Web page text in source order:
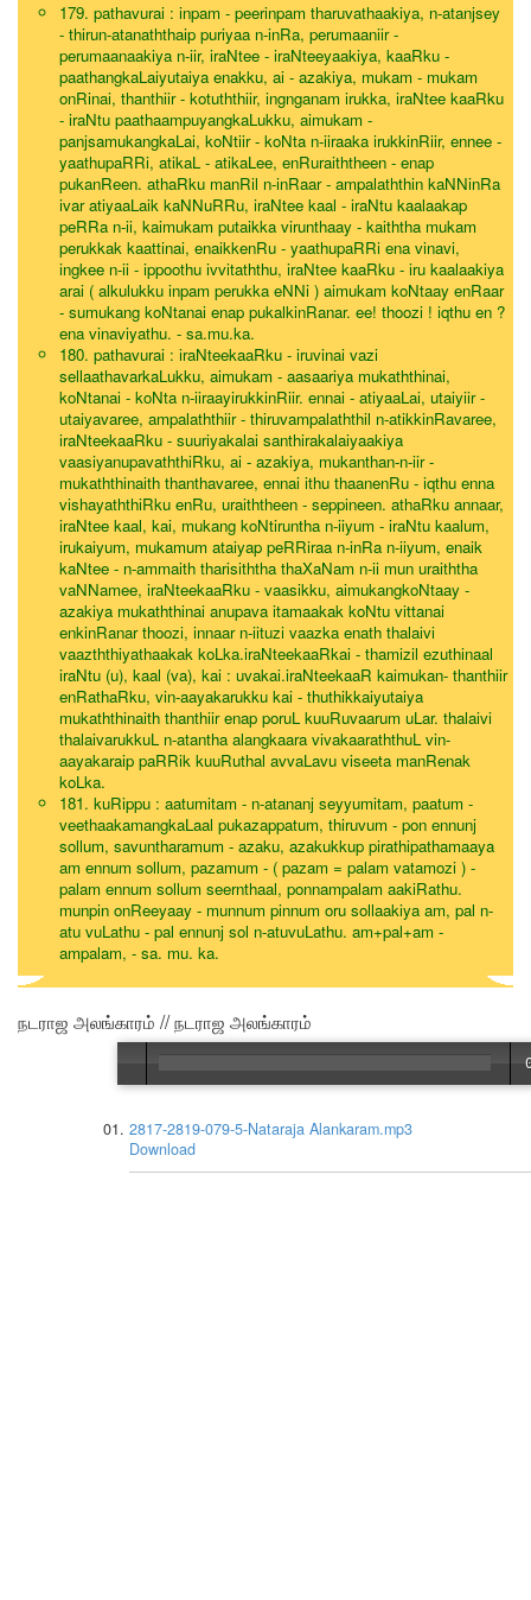
179. pathavurai : inpam - peerinpam tharuvathaakiya, n-atanjsey
- thirun-atanaththaip puriyaa n-inRa, perumaaniir -
perumaanaakiya n-iir, iraNtee - iraNteeyaakiya, kaaRku -
paathangkaLaiyutaiya enakku, ai - azakiya, mukam - mukam
onRinai, thanthiir - kotuththiir, ingnganam irukka, iraNtee kaaRku
- iraNtu paathaampuyangkaLukku, aimukam -
panjsamukangkaLai, koNtiir - koNta n-iiraaka irukkinRiir, ennee -
yaathupaRRi, atikaL - atikaLee, enRuraiththeen - enap
pukanReen. athaRku manRil n-inRaar - ampalaththin kaNNinRa
ivar atiyaaLaik kaNNuRRu, iraNtee kaal - iraNtu kaalaakap
peRRa n-ii, kaimukam putaikka virunthaay - kaiththa mukam
perukkak kaattinai, enaikkenRu - yaathupaRRi ena vinavi,
ingkee n-ii - ippoothu ivvitaththu, iraNtee kaaRku - iru kaalaakiya
arai ( alkulukku inpam perukka eNNi ) aimukam koNtaay enRaar
- sumukang koNtanai enap pukalkinRanar. ee! thoozi ! iqthu en ?
ena vinaviyathu. - sa.mu.ka.
180. pathavurai : iraNteekaaRku - iruvinai vazi
sellaathavarkaLukku, aimukam - aasaariya mukaththinai,
koNtanai - koNta n-iiraayirukkinRiir. ennai - atiyaaLai, utaiyiir -
utaiyavaree, ampalaththiir - thiruvampalaththil n-atikkinRavaree,
iraNteekaaRku - suuriyakalai santhirakalaiyaakiya
vaasiyanupavaththiRku, ai - azakiya, mukanthan-n-iir -
mukaththinaith thanthavaree, ennai ithu thaanenRu - iqthu enna
vishayaththiRku enRu, uraiththeen - seppineen. athaRku annaar,
iraNtee kaal, kai, mukang koNtiruntha n-iiyum - iraNtu kaalum,
irukaiyum, mukamum ataiyap peRRiraa n-inRa n-iiyum, enaik
kaNtee - n-ammaith tharisiththa thaXaNam n-ii mun uraiththa
vaNNamee, iraNteekaaRku - vaasikku, aimukangkoNtaay -
azakiya mukaththinai anupava itamaakak koNtu vittanai
enkinRanar thoozi, innaar n-iituzi vaazka enath thalaivi
vaazththiyathaakak koLka.iraNteekaaRkai - thamizil ezuthinaal
iraNtu (u), kaal (va), kai : uvakai.iraNteekaaR kaimukan- thanthiir
enRathaRku, vin-aayakarukku kai - thuthikkaiyutaiya
mukaththinaith thanthiir enap poruL kuuRuvaarum uLar. thalaivi
thalaivarukkuL n-atantha alangkaara vivakaaraththuL vin-
aayakaraip paRRik kuuRuthal avvaLavu viseeta manRenak
koLka.
181. kuRippu : aatumitam - n-atananj seyyumitam, paatum -
veethaakamangkaLaal pukazappatum, thiruvum - pon ennunj
sollum, savuntharamum - azaku, azakukkup pirathipathamaaya
am ennum sollum, pazamum - ( pazam = palam vatamozi ) -
palam ennum sollum seernthaal, ponnampalam aakiRathu.
munpin onReeyaay - munnum pinnum oru sollaakiya am, pal n-
atu vuLathu - pal ennunj sol n-atuvuLathu. am+pal+am -
ampalam, - sa. mu. ka.
நடராஜ அலங்காரம் // நடராஜ அலங்காரம்
2817-2819-079-5-Nataraja Alankaram.mp3
Download